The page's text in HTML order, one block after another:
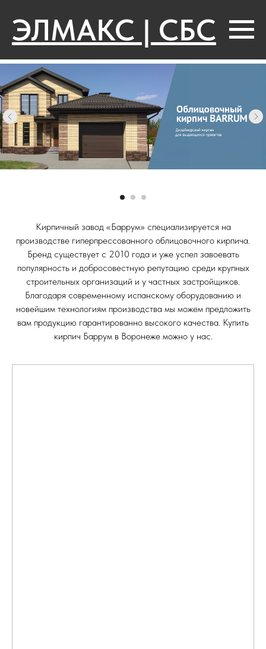
ЭЛМАКС | СБС
Кирпичный завод «Баррум» специализируется на
производстве гиперпрессованного облицовочного кирпича.
Бренд существует с 2010 года и уже успел завоевать
популярность и добросовестную репутацию среди крупных
строительных организаций и у частных застройщиков.
Благодаря современному испанскому оборудованию и
новейшим технологиям производства мы можем предложить
вам продукцию гарантированно высокого качества. Купить
кирпич Баррум в Воронеже можно у нас.